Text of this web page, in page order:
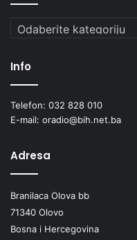
Kategorije
Info
Telefon: 032 828 010
E-mail: oradio@bih.net.ba
Adresa
Branilaca Olova bb
71340 Olovo
Bosna i Hercegovina